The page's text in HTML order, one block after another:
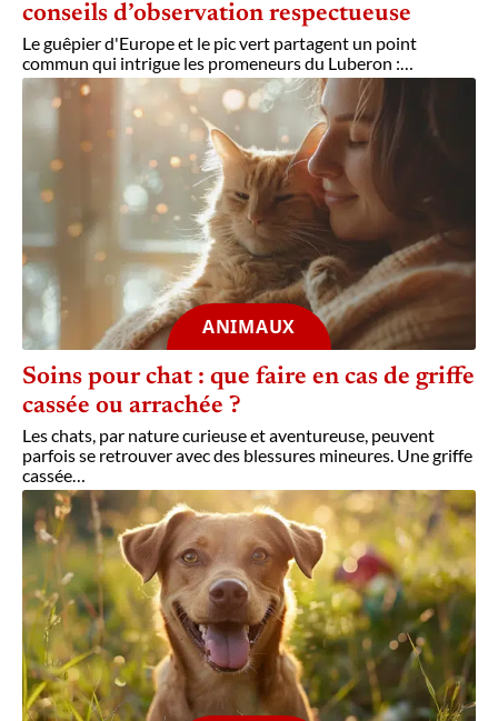
conseils d’observation respectueuse
Le guêpier d'Europe et le pic vert partagent un point
commun qui intrigue les promeneurs du Luberon :…
ANIMAUX
Soins pour chat : que faire en cas de griffe
cassée ou arrachée ?
Les chats, par nature curieuse et aventureuse, peuvent
parfois se retrouver avec des blessures mineures. Une griffe
cassée…